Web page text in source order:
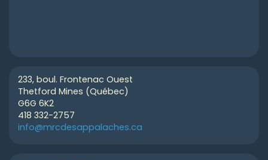
233, boul. Frontenac Ouest
Thetford Mines (Québec)
G6G 6K2
418 332-2757
info@mrcdesappalaches.ca